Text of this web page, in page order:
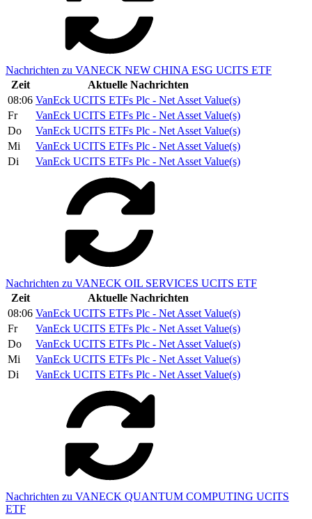
Nachrichten zu VANECK NEW CHINA ESG UCITS ETF
Zeit
Aktuelle Nachrichten
08:06 VanEck UCITS ETFs Plc - Net Asset Value(s)
Fr
VanEck UCITS ETFs Plc - Net Asset Value(s)
Do
VanEck UCITS ETFs Plc - Net Asset Value(s)
Mi
VanEck UCITS ETFs Plc - Net Asset Value(s)
Di
VanEck UCITS ETFs Plc - Net Asset Value(s)
Nachrichten zu VANECK OIL SERVICES UCITS ETF
Zeit
Aktuelle Nachrichten
08:06 VanEck UCITS ETFs Plc - Net Asset Value(s)
Fr
VanEck UCITS ETFs Plc - Net Asset Value(s)
Do
VanEck UCITS ETFs Plc - Net Asset Value(s)
Mi
VanEck UCITS ETFs Plc - Net Asset Value(s)
Di
VanEck UCITS ETFs Plc - Net Asset Value(s)
Nachrichten zu VANECK QUANTUM COMPUTING UCITS
ETF